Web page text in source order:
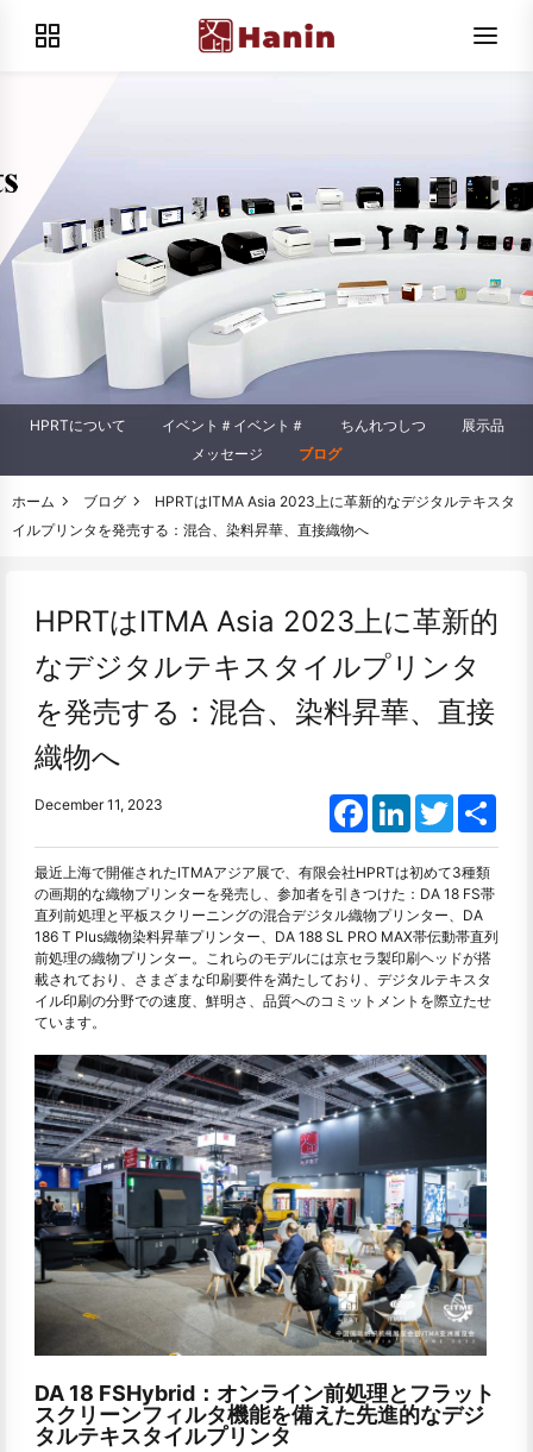
HPRTについて イベント＃イベント＃ ちんれつしつ
展示品
メッセージ
ブログ
ホーム ブログ
HPRTはITMA Asia 2023上に革新的なデジタルテキスタ
イルプリンタを発売する：混合、染料昇華、直接織物へ
HPRTはITMA Asia 2023上に革新的
なデジタルテキスタイルプリンタ
を発売する：混合、染料昇華、直接
織物へ
December 11, 2023 FacebookLinkedInTwitter
最近上海で開催されたITMAアジア展で、有限会社HPRTは初めて3種類
の画期的な織物プリンターを発売し、参加者を引きつけた：DA 18 FS帯
直列前処理と平板スクリーニングの混合デジタル織物プリンター、DA
186 T Plus織物染料昇華プリンター、DA 188 SL PRO MAX帯伝動帯直列
前処理の織物プリンター。これらのモデルには京セラ製印刷ヘッドが搭
載されており、さまざまな印刷要件を満たしており、デジタルテキスタ
イル印刷の分野での速度、鮮明さ、品質へのコミットメントを際立たせ
ています。
DA 18 FSHybrid：オンライン前処理とフラット
スクリーンフィルタ機能を備えた先進的なデジ
タルテキスタイルプリンタ